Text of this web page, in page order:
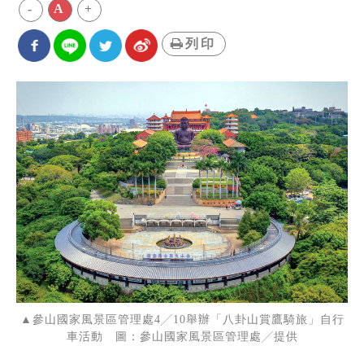
- A +
列印
▲參山國家風景區管理處4╱10舉辦「八卦山賞鷹騎旅」自行
車活動 圖：參山國家風景區管理處╱提供